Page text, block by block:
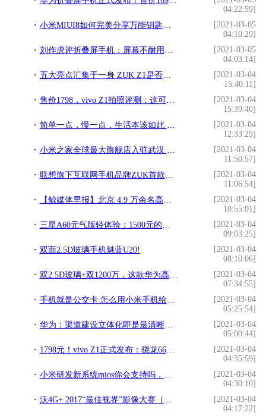
04:22:59]
小米MIUI8如何完美分享万能钥匙破解了WiFi密码？!
[2021-03-05
04:10:29]
刘作虎评折叠屏手机：屏幕不耐用还有折痕 缺点明显!
[2021-03-05
04:03:14]
五大亮点汇集于一身 ZUK Z1是否值得我们购买!
[2021-03-04
15:40:11]
售价1798，vivo Z1拍照评测：这可能是同价位拍照最好的手机!
[2021-03-04
15:39:40]
简单一点，慢一点，生活本该如此 —ZUK Z1测评!
[2021-03-04
12:33:29]
小米之家全球最大旗舰店入驻武汉 “科技新国货”融入百姓生活!
[2021-03-04
11:50:57]
联想旗下互联网手机品牌ZUK首款机型Z1发布 主打永不卡顿!
[2021-03-04
11:06:54]
【鲸媒体早报】北京 4.9 万余名高三学生今日返校复课!
[2021-03-04
10:55:01]
三星A60元气版轻体验：1500元的骁龙675到底香不香？!
[2021-03-04
09:03:25]
双面2.5D玻璃手机魅蓝U20!
[2021-03-04
08:10:06]
双2.5D玻璃+双1200万，这款华为高颜值手机已降至最低价1799!
[2021-03-04
07:34:55]
手机就是公交卡 怎么用小米手机给公交卡充值？!
[2021-03-04
05:25:54]
华为：渠道建设立体化即是最清晰的方向!
[2021-03-04
05:00:44]
1798元！vivo Z1正式发布：骁龙660+刘海屏！!
[2021-03-04
04:35:59]
小米研发新系统mios你会支持吗，搭在手机上!
[2021-03-04
04:30:10]
沃4G+ 2017“最佳视界”影像大赛（主题：激情假日）网络票选揭晓!
[2021-03-04
04:17:22]